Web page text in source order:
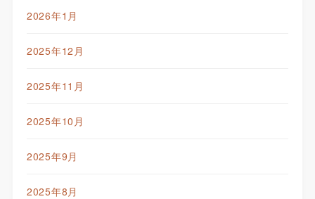
2026年1月
2025年12月
2025年11月
2025年10月
2025年9月
2025年8月